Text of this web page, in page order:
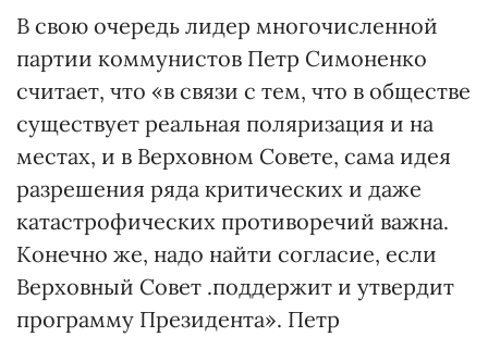
В свою очередь лидер многочисленной
партии коммунистов Петр Симоненко
считает, что «в связи с тем, что в обществе
существует реальная поляризация и на
местах, и в Верховном Совете, сама идея
разрешения ряда критических и даже
катастрофических противоречий важна.
Конечно же, надо найти согласие, если
Верховный Совет .поддержит и утвердит
программу Президента». Петр